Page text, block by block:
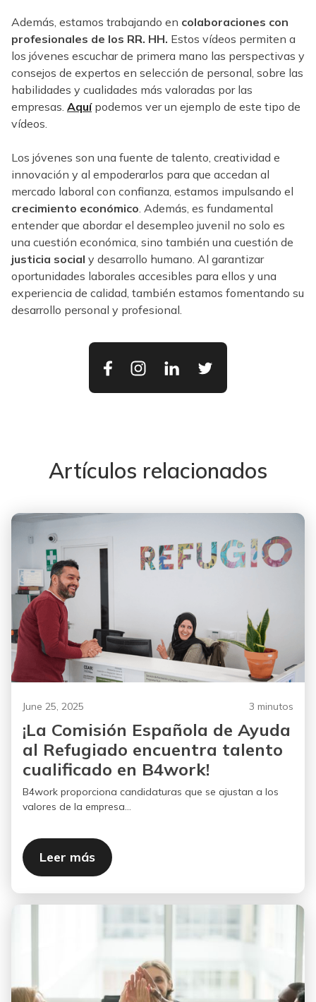
Además, estamos trabajando en colaboraciones con
profesionales de los RR. HH. Estos vídeos permiten a
los jóvenes escuchar de primera mano las perspectivas y
consejos de expertos en selección de personal, sobre las
habilidades y cualidades más valoradas por las
empresas. Aquípodemos ver un ejemplo de este tipo de
vídeos.
Los jóvenes son una fuente de talento, creatividad e
innovación y al empoderarlos para que accedan al
mercado laboral con confianza, estamos impulsando el
crecimiento económico . Además, es fundamental
entender que abordar el desempleo juvenil no solo es
una cuestión económica, sino también una cuestión de
justicia social y desarrollo humano. Al garantizar
oportunidades laborales accesibles para ellos y una
experiencia de calidad, también estamos fomentando su
desarrollo personal y profesional.
Artículos relacionados
June 25, 2025 3 minutos
¡La Comisión Española de Ayuda
al Refugiado encuentra talento
cualificado en B4work!
B4work proporciona candidaturas que se ajustan a los
valores de la empresa...
Leer más